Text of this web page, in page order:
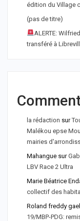
édition du Village
(pas de titre)
ALERTE:
transféré à
la rédaction sur
Malékou epse
mairies
Mahangue sur
LBV Race 2 Ultra
Marie Béatrice
collectif des
Roland freddy
19/MBP-PDG: